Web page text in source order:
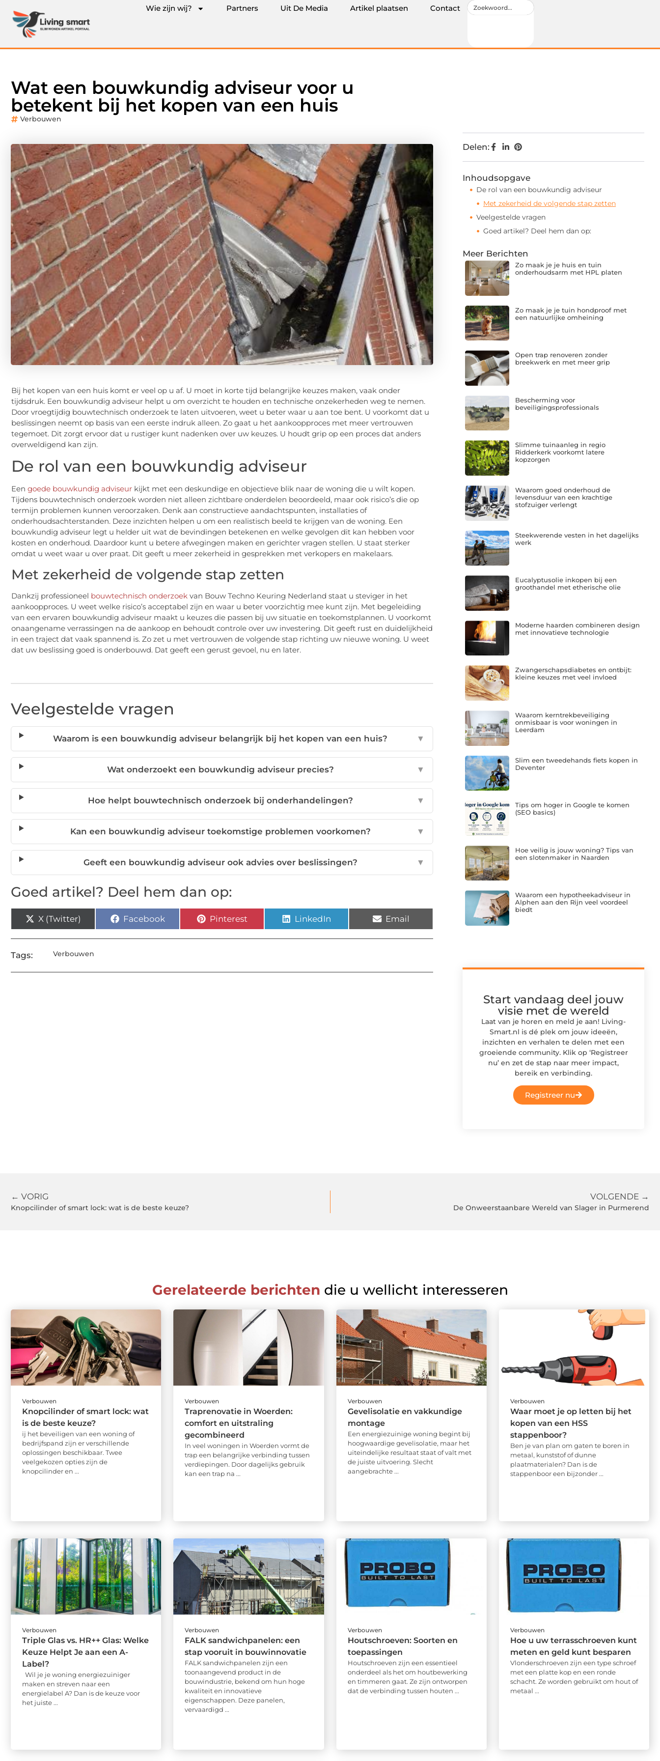
Wie zijn wij? Partners Uit De Media Artikel plaatsen Contact
Wat een bouwkundig adviseur voor u
betekent bij het kopen van een huis
Verbouwen
Bij het kopen van een huis komt er veel op u af. U moet in korte tijd belangrijke keuzes maken, vaak onder
tijdsdruk. Een bouwkundig adviseur helpt u om overzicht te houden en technische onzekerheden weg te nemen.
Door vroegtijdig bouwtechnisch onderzoek te laten uitvoeren, weet u beter waar u aan toe bent. U voorkomt dat u
beslissingen neemt op basis van een eerste indruk alleen. Zo gaat u het aankoopproces met meer vertrouwen
tegemoet. Dit zorgt ervoor dat u rustiger kunt nadenken over uw keuzes. U houdt grip op een proces dat anders
overweldigend kan zijn.
De rol van een bouwkundig adviseur
Een goede bouwkundig adviseur kijkt met een deskundige en objectieve blik naar de woning die u wilt kopen.
Tijdens bouwtechnisch onderzoek worden niet alleen zichtbare onderdelen beoordeeld, maar ook risico’s die op
termijn problemen kunnen veroorzaken. Denk aan constructieve aandachtspunten, installaties of
onderhoudsachterstanden. Deze inzichten helpen u om een realistisch beeld te krijgen van de woning. Een
bouwkundig adviseur legt u helder uit wat de bevindingen betekenen en welke gevolgen dit kan hebben voor
kosten en onderhoud. Daardoor kunt u betere afwegingen maken en gerichter vragen stellen. U staat sterker
omdat u weet waar u over praat. Dit geeft u meer zekerheid in gesprekken met verkopers en makelaars.
Met zekerheid de volgende stap zetten
Dankzij professioneel bouwtechnisch onderzoek van Bouw Techno Keuring Nederland staat u steviger in het
aankoopproces. U weet welke risico’s acceptabel zijn en waar u beter voorzichtig mee kunt zijn. Met begeleiding
van een ervaren bouwkundig adviseur maakt u keuzes die passen bij uw situatie en toekomstplannen. U voorkomt
onaangename verrassingen na de aankoop en behoudt controle over uw investering. Dit geeft rust en duidelijkheid
in een traject dat vaak spannend is. Zo zet u met vertrouwen de volgende stap richting uw nieuwe woning. U weet
dat uw beslissing goed is onderbouwd. Dat geeft een gerust gevoel, nu en later.
Veelgestelde vragen
Waarom is een bouwkundig adviseur belangrijk bij het kopen van een huis? ▼
Wat onderzoekt een bouwkundig adviseur precies? ▼
Hoe helpt bouwtechnisch onderzoek bij onderhandelingen? ▼
Kan een bouwkundig adviseur toekomstige problemen voorkomen? ▼
Geeft een bouwkundig adviseur ook advies over beslissingen? ▼
Goed artikel? Deel hem dan op:
X (Twitter) Facebook Pinterest LinkedIn Email
Tags: Verbouwen
Delen:
Inhoudsopgave
De rol van een bouwkundig adviseur
Met zekerheid de volgende stap zetten
Veelgestelde vragen
Goed artikel? Deel hem dan op:
Meer Berichten
Zo maak je je huis en tuin
onderhoudsarm met HPL platen
Zo maak je je tuin hondproof met
een natuurlijke omheining
Open trap renoveren zonder
breekwerk en met meer grip
Bescherming voor
beveiligingsprofessionals
Slimme tuinaanleg in regio
Ridderkerk voorkomt latere
kopzorgen
Waarom goed onderhoud de
levensduur van een krachtige
stofzuiger verlengt
Steekwerende vesten in het dagelijks
werk
Eucalyptusolie inkopen bij een
groothandel met etherische olie
Moderne haarden combineren design
met innovatieve technologie
Zwangerschapsdiabetes en ontbijt:
kleine keuzes met veel invloed
Waarom kerntrekbeveiliging
onmisbaar is voor woningen in
Leerdam
Slim een tweedehands fiets kopen in
Deventer
Tips om hoger in Google te komen
(SEO basics)
Hoe veilig is jouw woning? Tips van
een slotenmaker in Naarden
Waarom een hypotheekadviseur in
Alphen aan den Rijn veel voordeel
biedt
Start vandaag deel jouw
visie met de wereld
Laat van je horen en meld je aan! Living-
Smart.nl is dé plek om jouw ideeën,
inzichten en verhalen te delen met een
groeiende community. Klik op ‘Registreer
nu’ en zet de stap naar meer impact,
bereik en verbinding.
Registreer nu
← VORIG
Knopcilinder of smart lock: wat is de beste keuze?
VOLGENDE →
De Onweerstaanbare Wereld van Slager in Purmerend
Gerelateerde berichten die u wellicht interesseren
Verbouwen
Knopcilinder of smart lock: wat
is de beste keuze?
ij het beveiligen van een woning of
bedrijfspand zijn er verschillende
oplossingen beschikbaar. Twee
veelgekozen opties zijn de
knopcilinder en ...
Verbouwen
Traprenovatie in Woerden:
comfort en uitstraling
gecombineerd
In veel woningen in Woerden vormt de
trap een belangrijke verbinding tussen
verdiepingen. Door dagelijks gebruik
kan een trap na ...
Verbouwen
Gevelisolatie en vakkundige
montage
Een energiezuinige woning begint bij
hoogwaardige gevelisolatie, maar het
uiteindelijke resultaat staat of valt met
de juiste uitvoering. Slecht
aangebrachte ...
Verbouwen
Waar moet je op letten bij het
kopen van een HSS
stappenboor?
Ben je van plan om gaten te boren in
metaal, kunststof of dunne
plaatmaterialen? Dan is de
stappenboor een bijzonder ...
Verbouwen
Triple Glas vs. HR++ Glas: Welke
Keuze Helpt Je aan een A-
Label?
Wil je je woning energiezuiniger
maken en streven naar een
energielabel A? Dan is de keuze voor
het juiste ...
Verbouwen
FALK sandwichpanelen: een
stap vooruit in bouwinnovatie
FALK sandwichpanelen zijn een
toonaangevend product in de
bouwindustrie, bekend om hun hoge
kwaliteit en innovatieve
eigenschappen. Deze panelen,
vervaardigd ...
Verbouwen
Houtschroeven: Soorten en
toepassingen
Houtschroeven zijn een essentieel
onderdeel als het om houtbewerking
en timmeren gaat. Ze zijn ontworpen
dat de verbinding tussen houten ...
Verbouwen
Hoe u uw terrasschroeven kunt
meten en geld kunt besparen
Vlonderschroeven zijn een type schroef
met een platte kop en een ronde
schacht. Ze worden gebruikt om hout of
metaal ...